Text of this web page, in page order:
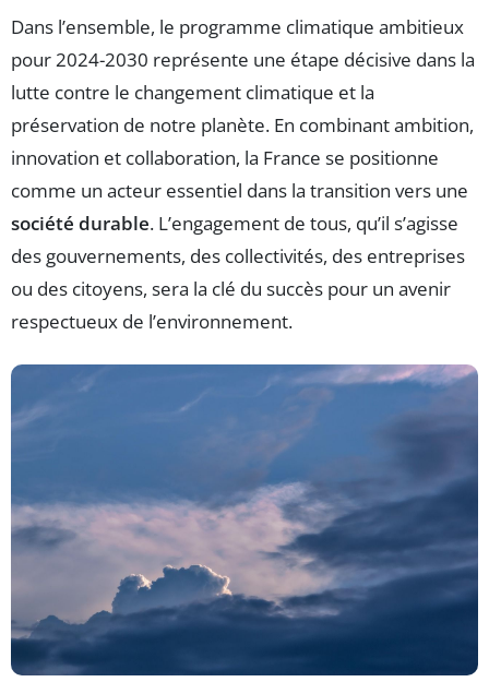
Dans l’ensemble, le programme climatique ambitieux
pour 2024-2030 représente une étape décisive dans la
lutte contre le changement climatique et la
préservation de notre planète. En combinant ambition,
innovation et collaboration, la France se positionne
comme un acteur essentiel dans la transition vers une
société durable. L’engagement de tous, qu’il s’agisse
des gouvernements, des collectivités, des entreprises
ou des citoyens, sera la clé du succès pour un avenir
respectueux de l’environnement.